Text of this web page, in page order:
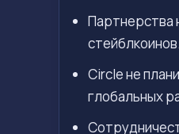
Партнерства
Circle не
глобальных